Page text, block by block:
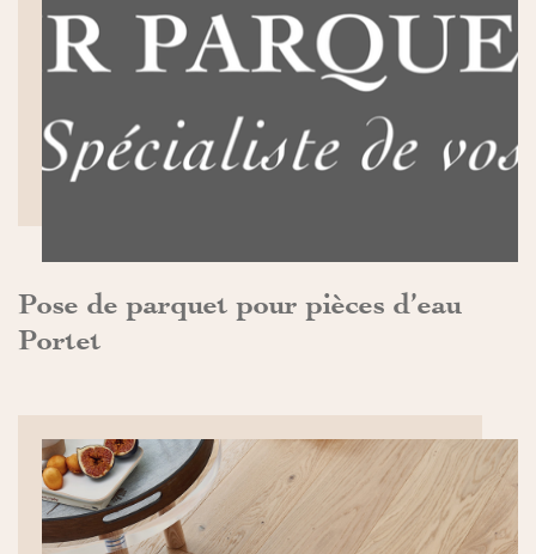
Pose de parquet pour pièces d’eau
Portet
DÉCOUVRIR>>